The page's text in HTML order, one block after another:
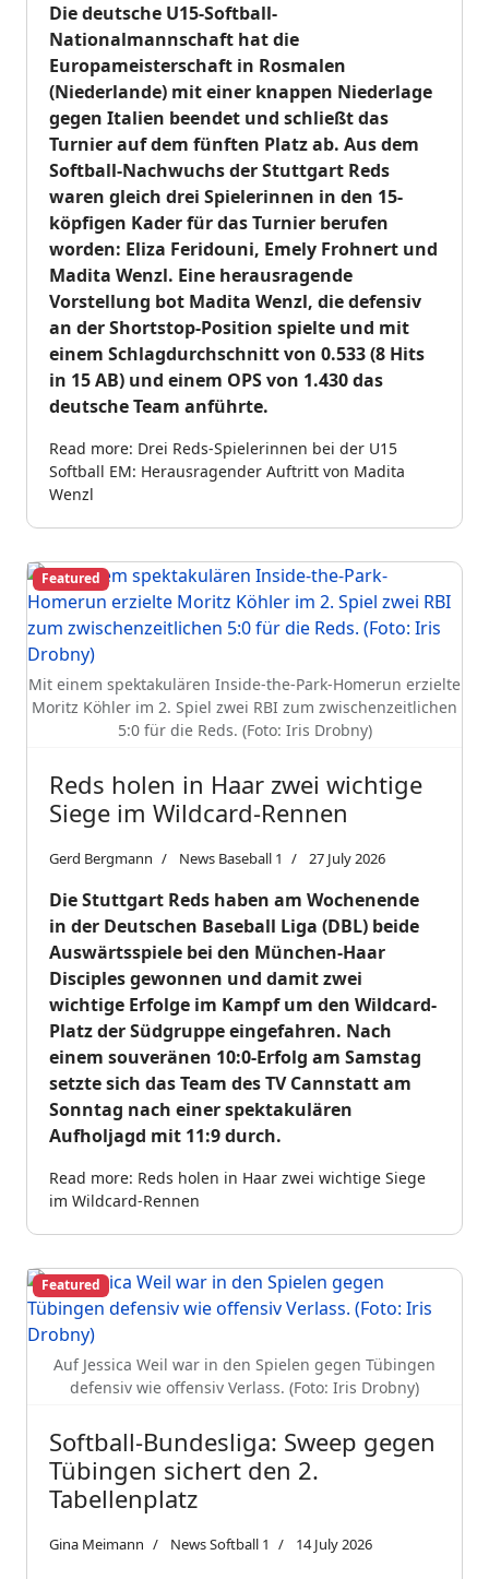
Die deutsche U15-Softball-
Nationalmannschaft hat die
Europameisterschaft in Rosmalen
(Niederlande) mit einer knappen Niederlage
gegen Italien beendet und schließt das
Turnier auf dem fünften Platz ab. Aus dem
Softball-Nachwuchs der Stuttgart Reds
waren gleich drei Spielerinnen in den 15-
köpfigen Kader für das Turnier berufen
worden: Eliza Feridouni, Emely Frohnert und
Madita Wenzl. Eine herausragende
Vorstellung bot Madita Wenzl, die defensiv
an der Shortstop-Position spielte und mit
einem Schlagdurchschnitt von 0.533 (8 Hits
in 15 AB) und einem OPS von 1.430 das
deutsche Team anführte.
Read more: Drei Reds-Spielerinnen bei der U15
Softball EM: Herausragender Auftritt von Madita
Wenzl
Mit einem spektakulären Inside-the-Park-Homerun erzielte
Moritz Köhler im 2. Spiel zwei RBI zum zwischenzeitlichen
5:0 für die Reds. (Foto: Iris Drobny)
Featured
Reds holen in Haar zwei wichtige
Siege im Wildcard-Rennen
Gerd Bergmann News Baseball 1 27 July 2026
Die Stuttgart Reds haben am Wochenende
in der Deutschen Baseball Liga (DBL) beide
Auswärtsspiele bei den München-Haar
Disciples gewonnen und damit zwei
wichtige Erfolge im Kampf um den Wildcard-
Platz der Südgruppe eingefahren. Nach
einem souveränen 10:0-Erfolg am Samstag
setzte sich das Team des TV Cannstatt am
Sonntag nach einer spektakulären
Aufholjagd mit 11:9 durch.
Read more: Reds holen in Haar zwei wichtige Siege
im Wildcard-Rennen
Auf Jessica Weil war in den Spielen gegen Tübingen
defensiv wie offensiv Verlass. (Foto: Iris Drobny)
Featured
Softball-Bundesliga: Sweep gegen
Tübingen sichert den 2.
Tabellenplatz
Gina Meimann News Softball 1 14 July 2026